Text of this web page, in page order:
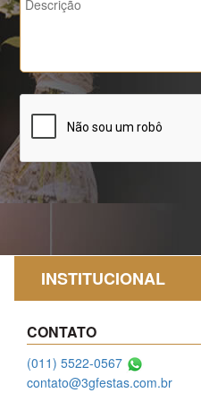
INSTITUCIONAL
CONTATO
(011) 5522-0567
contato@3gfestas.com.br